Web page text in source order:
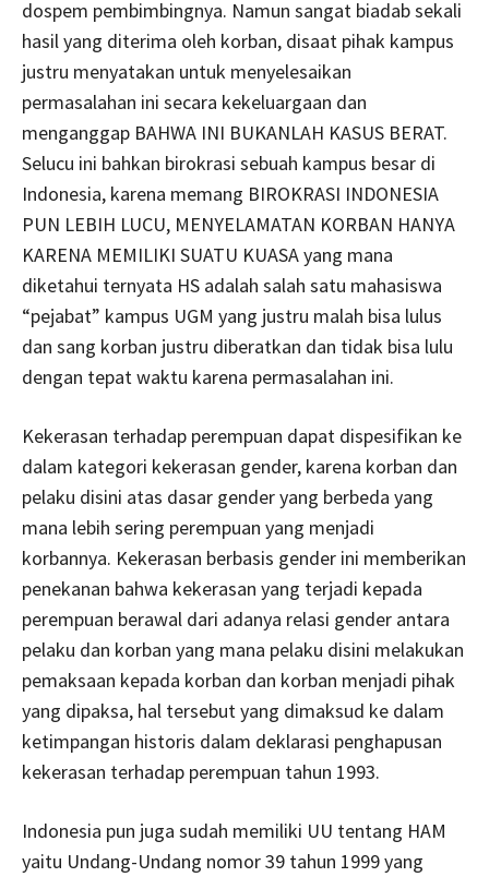
dospem pembimbingnya. Namun sangat biadab sekali
hasil yang diterima oleh korban, disaat pihak kampus
justru menyatakan untuk menyelesaikan
permasalahan ini secara kekeluargaan dan
menganggap BAHWA INI BUKANLAH KASUS BERAT.
Selucu ini bahkan birokrasi sebuah kampus besar di
Indonesia, karena memang BIROKRASI INDONESIA
PUN LEBIH LUCU, MENYELAMATAN KORBAN HANYA
KARENA MEMILIKI SUATU KUASA yang mana
diketahui ternyata HS adalah salah satu mahasiswa
“pejabat” kampus UGM yang justru malah bisa lulus
dan sang korban justru diberatkan dan tidak bisa lulu
dengan tepat waktu karena permasalahan ini.
Kekerasan terhadap perempuan dapat dispesifikan ke
dalam kategori kekerasan gender, karena korban dan
pelaku disini atas dasar gender yang berbeda yang
mana lebih sering perempuan yang menjadi
korbannya. Kekerasan berbasis gender ini memberikan
penekanan bahwa kekerasan yang terjadi kepada
perempuan berawal dari adanya relasi gender antara
pelaku dan korban yang mana pelaku disini melakukan
pemaksaan kepada korban dan korban menjadi pihak
yang dipaksa, hal tersebut yang dimaksud ke dalam
ketimpangan historis dalam deklarasi penghapusan
kekerasan terhadap perempuan tahun 1993.
Indonesia pun juga sudah memiliki UU tentang HAM
yaitu Undang-Undang nomor 39 tahun 1999 yang